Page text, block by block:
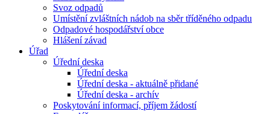
Svoz odpadů
Umístění zvláštních nádob na sběr tříděného odpadu
Odpadové hospodářství obce
Hlášení závad
Úřad
Úřední deska
Úřední deska
Úřední deska - aktuálně přidané
Úřední deska - archív
Poskytování informací, příjem žádostí